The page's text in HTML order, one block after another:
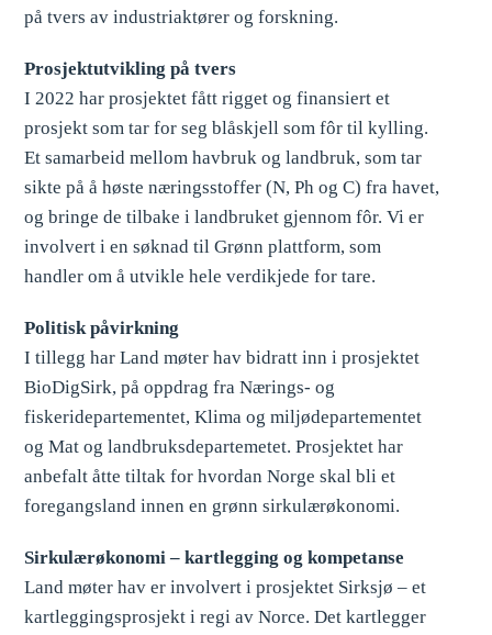
på tvers av industriaktører og forskning.
Prosjektutvikling på tvers
I 2022 har prosjektet fått rigget og finansiert et
prosjekt som tar for seg blåskjell som fôr til kylling.
Et samarbeid mellom havbruk og landbruk, som tar
sikte på å høste næringsstoffer (N, Ph og C) fra havet,
og bringe de tilbake i landbruket gjennom fôr. Vi er
involvert i en søknad til Grønn plattform, som
handler om å utvikle hele verdikjede for tare.
Politisk påvirkning
I tillegg har Land møter hav bidratt inn i prosjektet
BioDigSirk, på oppdrag fra Nærings- og
fiskeridepartementet, Klima og miljødepartementet
og Mat og landbruksdepartemetet. Prosjektet har
anbefalt åtte tiltak for hvordan Norge skal bli et
foregangsland innen en grønn sirkulærøkonomi.
Sirkulærøkonomi – kartlegging og kompetanse
Land møter hav er involvert i prosjektet Sirksjø – et
kartleggingsprosjekt i regi av Norce. Det kartlegger